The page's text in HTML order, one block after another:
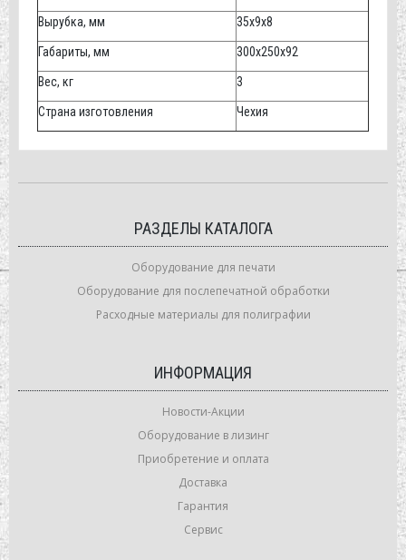
Вырубка, мм 35x9x8
Габариты, мм 300х250х92
Вес, кг 3
Страна изготовления Чехия
РАЗДЕЛЫ КАТАЛОГА
Оборудование для печати
Оборудование для послепечатной обработки
Расходные материалы для полиграфии
ИНФОРМАЦИЯ
Новости-Акции
Оборудование в лизинг
Приобретение и оплата
Доставка
Гарантия
Сервис